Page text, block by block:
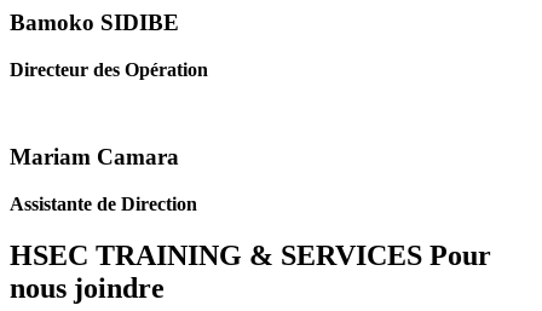
Bamoko SIDIBE
Directeur des Opération
Mariam Camara
Assistante de Direction
HSEC TRAINING & SERVICES Pour
nous joindre